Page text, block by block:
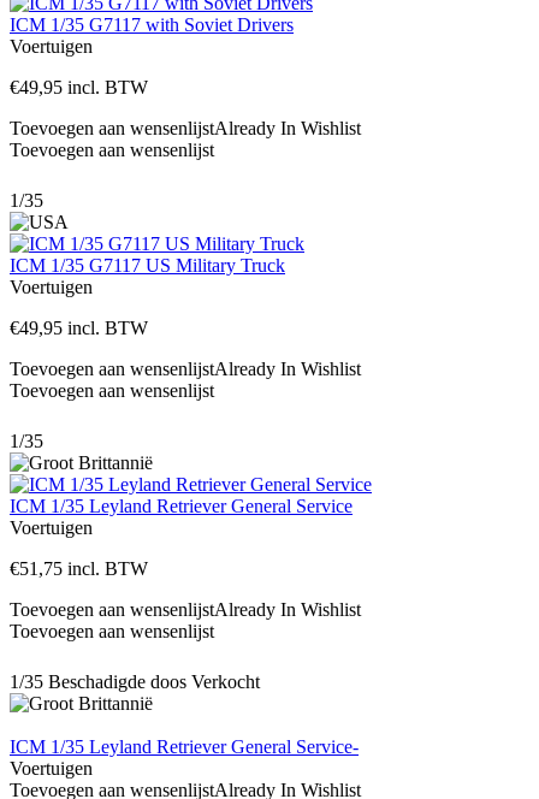
ICM 1/35 G7117 with Soviet Drivers
Voertuigen
€49,95 incl. BTW
Toevoegen aan wensenlijstAlready In Wishlist
Toevoegen aan wensenlijst
1/35
ICM 1/35 G7117 US Military Truck
Voertuigen
€49,95 incl. BTW
Toevoegen aan wensenlijstAlready In Wishlist
Toevoegen aan wensenlijst
1/35
ICM 1/35 Leyland Retriever General Service
Voertuigen
€51,75 incl. BTW
Toevoegen aan wensenlijstAlready In Wishlist
Toevoegen aan wensenlijst
1/35 Beschadigde doos Verkocht
ICM 1/35 Leyland Retriever General Service-
Voertuigen
Toevoegen aan wensenlijstAlready In Wishlist